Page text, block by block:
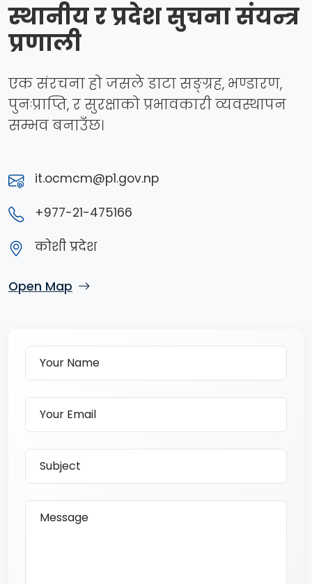
स्थानीय र प्रदेश सुचना संयन्त्र
प्रणाली
एक संरचना हो जसले डाटा सङ्ग्रह, भण्डारण,
पुनःप्राप्ति, र सुरक्षाको प्रभावकारी व्यवस्थापन
सम्भव बनाउँछ।
it.ocmcm@p1.gov.np
+977-21-475166
कोशी प्रदेश
Open Map